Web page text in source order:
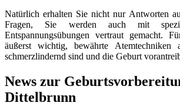
Natürlich erhalten Sie nicht nur Antworten
Fragen, Sie werden auch mit
Entspannungsübungen vertraut gemacht.
äußerst wichtig, bewährte Atemtechniken
schmerzlindernd sind und die Geburt
News zur
Dittelbrunn